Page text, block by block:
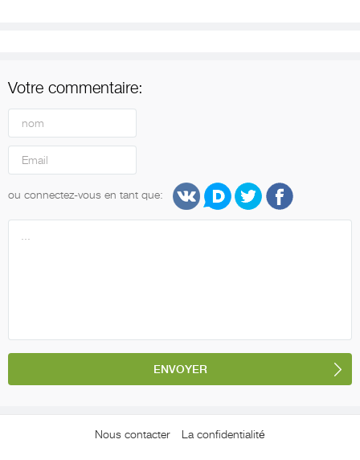
Votre commentaire:
ou connectez-vous en tant que:
Nous contacter La confidentialité